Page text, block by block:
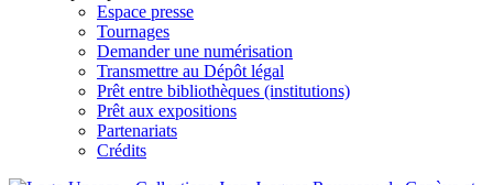
Espace presse
Tournages
Demander une numérisation
Transmettre au Dépôt légal
Prêt entre bibliothèques (institutions)
Prêt aux expositions
Partenariats
Crédits